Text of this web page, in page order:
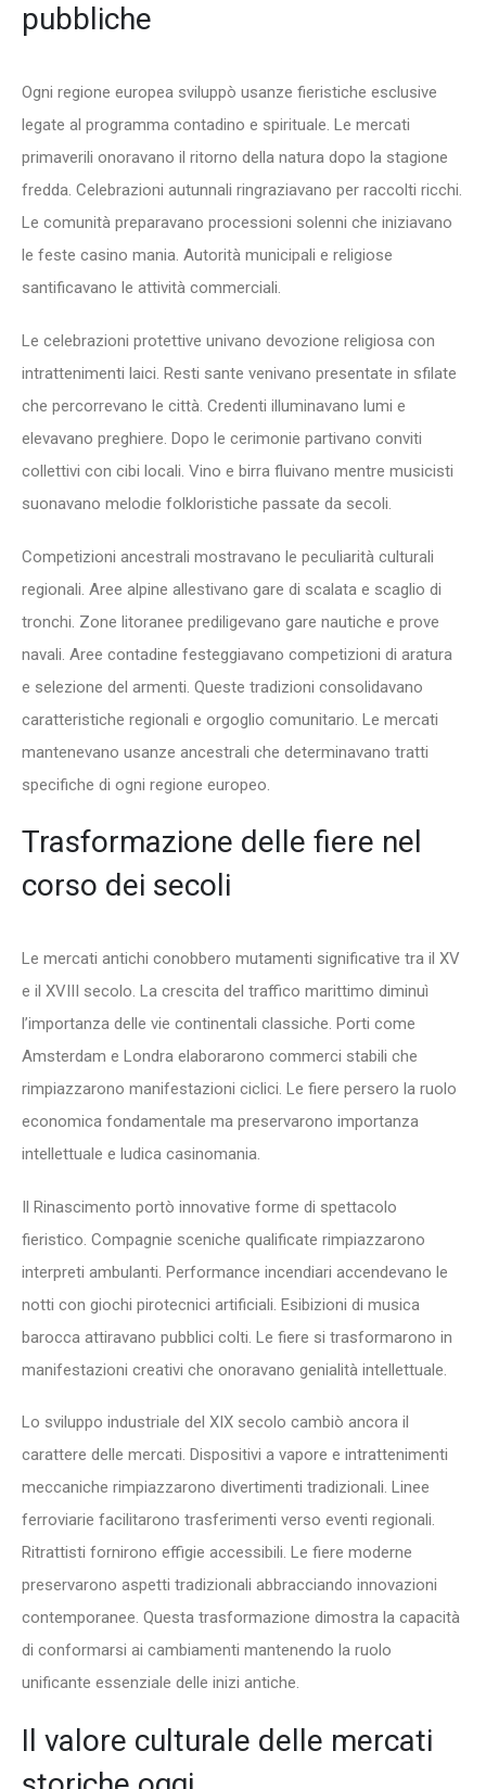
pubbliche
Ogni regione europea sviluppò usanze fieristiche esclusive
legate al programma contadino e spirituale. Le mercati
primaverili onoravano il ritorno della natura dopo la stagione
fredda. Celebrazioni autunnali ringraziavano per raccolti ricchi.
Le comunità preparavano processioni solenni che iniziavano
le feste casino mania. Autorità municipali e religiose
santificavano le attività commerciali.
Le celebrazioni protettive univano devozione religiosa con
intrattenimenti laici. Resti sante venivano presentate in sfilate
che percorrevano le città. Credenti illuminavano lumi e
elevavano preghiere. Dopo le cerimonie partivano conviti
collettivi con cibi locali. Vino e birra fluivano mentre musicisti
suonavano melodie folkloristiche passate da secoli.
Competizioni ancestrali mostravano le peculiarità culturali
regionali. Aree alpine allestivano gare di scalata e scaglio di
tronchi. Zone litoranee prediligevano gare nautiche e prove
navali. Aree contadine festeggiavano competizioni di aratura
e selezione del armenti. Queste tradizioni consolidavano
caratteristiche regionali e orgoglio comunitario. Le mercati
mantenevano usanze ancestrali che determinavano tratti
specifiche di ogni regione europeo.
Trasformazione delle fiere nel
corso dei secoli
Le mercati antichi conobbero mutamenti significative tra il XV
e il XVIII secolo. La crescita del traffico marittimo diminuì
l’importanza delle vie continentali classiche. Porti come
Amsterdam e Londra elaborarono commerci stabili che
rimpiazzarono manifestazioni ciclici. Le fiere persero la ruolo
economica fondamentale ma preservarono importanza
intellettuale e ludica casinomania.
Il Rinascimento portò innovative forme di spettacolo
fieristico. Compagnie sceniche qualificate rimpiazzarono
interpreti ambulanti. Performance incendiari accendevano le
notti con giochi pirotecnici artificiali. Esibizioni di musica
barocca attiravano pubblici colti. Le fiere si trasformarono in
manifestazioni creativi che onoravano genialità intellettuale.
Lo sviluppo industriale del XIX secolo cambiò ancora il
carattere delle mercati. Dispositivi a vapore e intrattenimenti
meccaniche rimpiazzarono divertimenti tradizionali. Linee
ferroviarie facilitarono trasferimenti verso eventi regionali.
Ritrattisti fornirono effigie accessibili. Le fiere moderne
preservarono aspetti tradizionali abbracciando innovazioni
contemporanee. Questa trasformazione dimostra la capacità
di conformarsi ai cambiamenti mantenendo la ruolo
unificante essenziale delle inizi antiche.
Il valore culturale delle mercati